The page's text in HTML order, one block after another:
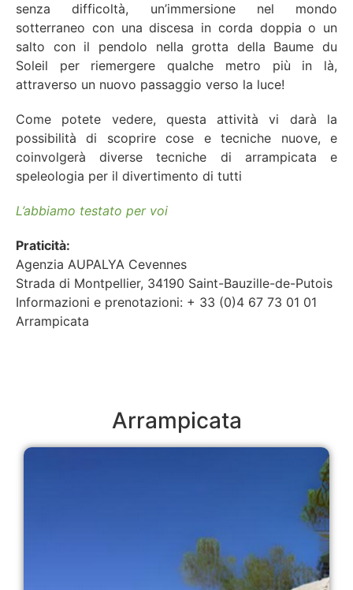
senza difficoltà, un’immersione nel mondo
sotterraneo con una discesa in corda doppia o un
salto con il pendolo nella grotta della Baume du
Soleil per riemergere qualche metro più in là,
attraverso un nuovo passaggio verso la luce!
Come potete vedere, questa attività vi darà la
possibilità di scoprire cose e tecniche nuove, e
coinvolgerà diverse tecniche di arrampicata e
speleologia per il divertimento di tutti
L’abbiamo testato per voi
Praticità:
Agenzia AUPALYA Cevennes
Strada di Montpellier, 34190 Saint-Bauzille-de-Putois
Informazioni e prenotazioni: + 33 (0)4 67 73 01 01
Arrampicata
Arrampicata